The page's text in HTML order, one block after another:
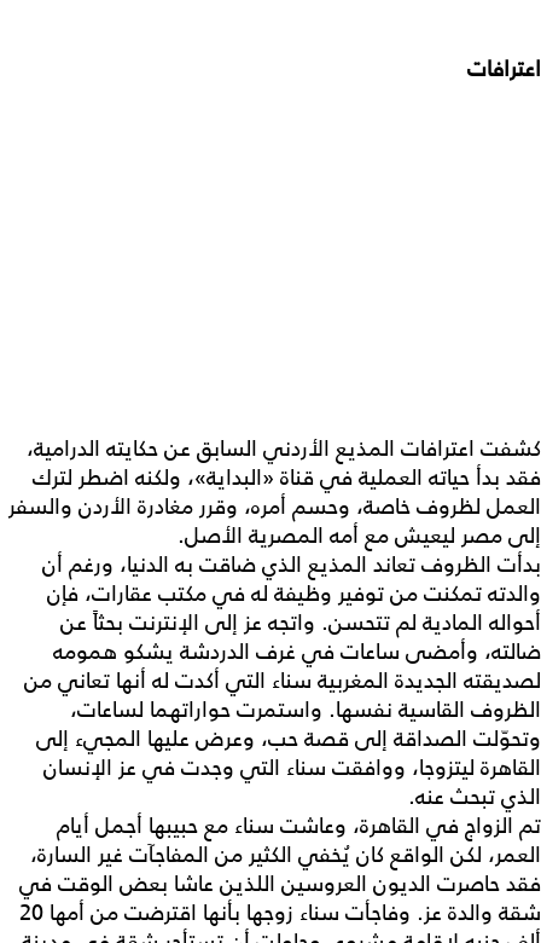
اعترافات
كشفت اعترافات المذيع الأردني السابق عن حكايته الدرامية،
فقد بدأ حياته العملية في قناة «البداية»، ولكنه اضطر لترك
العمل لظروف خاصة، وحسم أمره، وقرر مغادرة الأردن والسفر
إلى مصر ليعيش مع أمه المصرية الأصل.
بدأت الظروف تعاند المذيع الذي ضاقت به الدنيا، ورغم أن
والدته تمكنت من توفير وظيفة له في مكتب عقارات، فإن
أحواله المادية لم تتحسن. واتجه عز إلى الإنترنت بحثاً عن
ضالته، وأمضى ساعات في غرف الدردشة يشكو همومه
لصديقته الجديدة المغربية سناء التي أكدت له أنها تعاني من
الظروف القاسية نفسها. واستمرت حواراتهما لساعات،
وتحوّلت الصداقة إلى قصة حب، وعرض عليها المجيء إلى
القاهرة ليتزوجا، ووافقت سناء التي وجدت في عز الإنسان
الذي تبحث عنه.
تم الزواج في القاهرة، وعاشت سناء مع حبيبها أجمل أيام
العمر، لكن الواقع كان يُخفي الكثير من المفاجآت غير السارة،
فقد حاصرت الديون العروسين اللذين عاشا بعض الوقت في
شقة والدة عز. وفاجأت سناء زوجها بأنها اقترضت من أمها 20